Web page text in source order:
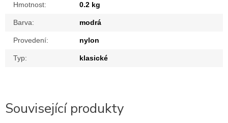
Související produkty
Hmotnost: 0.2 kg
Barva: modrá
Provedení: nylon
Typ: klasické